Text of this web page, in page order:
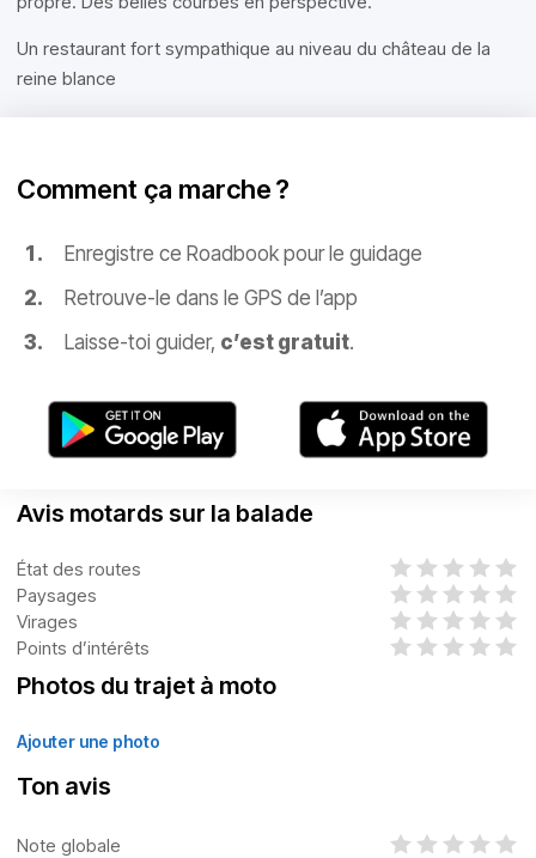
Un restaurant fort sympathique au niveau du château de la
reine blance
Comment ça marche ?
Enregistre ce Roadbook pour le guidage
Retrouve-le dans le GPS de l’app
Laisse-toi guider, c’est gratuit.
Avis motards sur la balade
État des routes
Paysages
Virages
Points d’intérêts
Photos du trajet à moto
Ajouter une photo
Ton avis
Note globale